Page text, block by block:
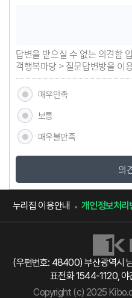
답변을 받으실 수 없는 의견함
객행복마당 > 질문답변방을 이
매우만족
보통
매우불만족
의
누리집 이용안내 개인정보처리
(우편번호: 48400) 부산광역시
표전화 1544-1120,
Copyright (c) 2025